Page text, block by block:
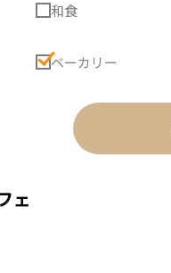
和食
ベーカリー
ェ